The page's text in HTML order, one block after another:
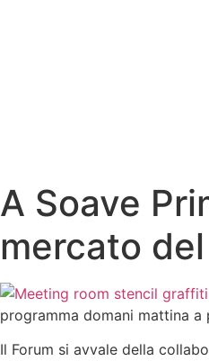
A Soave
mercato
programma domani mattina a
Il Forum si avvale della